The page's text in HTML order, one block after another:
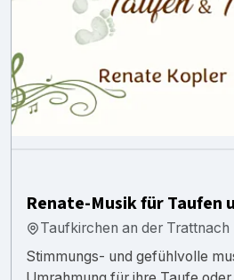
Renate-Musik für Taufen
Taufkirchen an der Trattnach
Stimmungs- und gefühlvolle